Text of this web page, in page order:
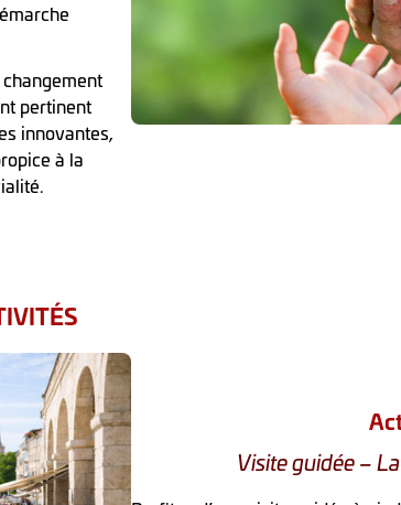
pertinent
innovantes,
à la
Visite guidée –